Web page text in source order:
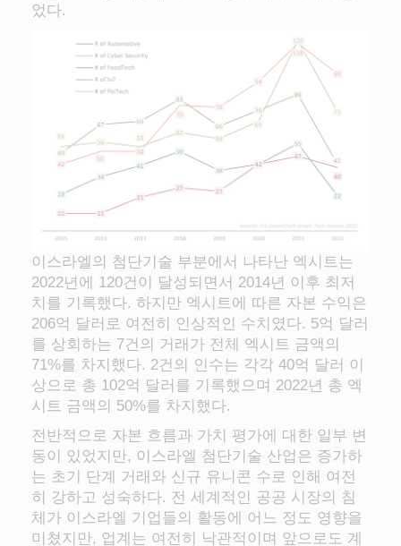
었다.
이스라엘의 첨단기술 부분에서 나타난 엑시트는
2022년에 120건이 달성되면서 2014년 이후 최저
치를 기록했다. 하지만 엑시트에 따른 자본 수익은
206억 달러로 여전히 인상적인 수치였다. 5억 달러
를 상회하는 7건의 거래가 전체 엑시트 금액의
71%를 차지했다. 2건의 인수는 각각 40억 달러 이
상으로 총 102억 달러를 기록했으며 2022년 총 엑
시트 금액의 50%를 차지했다.
전반적으로 자본 흐름과 가치 평가에 대한 일부 변
동이 있었지만, 이스라엘 첨단기술 산업은 증가하
는 초기 단계 거래와 신규 유니콘 수로 인해 여전
히 강하고 성숙하다. 전 세계적인 공공 시장의 침
체가 이스라엘 기업들의 활동에 어느 정도 영향을
미쳤지만, 업계는 여전히 낙관적이며 앞으로도 계